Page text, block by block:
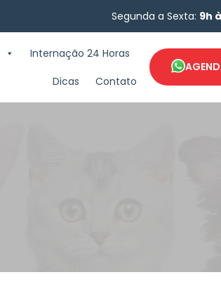
Segunda a Sexta: 9h
Internação 24 Horas
Dicas
Contato